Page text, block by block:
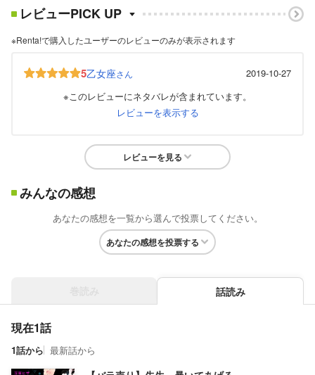
レビューPICK UP
※Renta!で購入したユーザーのレビューのみが表示されます
5乙女座さん
2019-10-27
※このレビューにネタバレが含まれています。
レビューを表示する
レビューを見る
みんなの感想
あなたの感想を一覧から選んで投票してください。
あなたの感想を投票する
話読み
現在1話
1話から 最新話から